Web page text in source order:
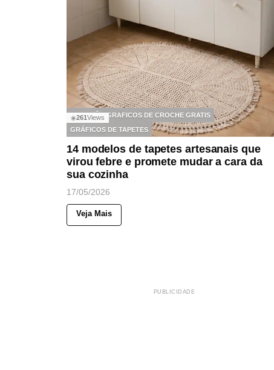
◉261 Views
CROCHÊ
GRAFICOS DE CROCHE GRATIS
GRÁFICOS DE TAPETES
14 modelos de tapetes artesanais que
virou febre e promete mudar a cara da
sua cozinha
17/05/2026
Veja Mais
PUBLICIDADE